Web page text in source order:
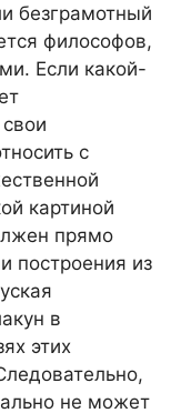
безграмотный
философов,
Если какой-
с
картиной
прямо
построения из
в
этих
не может